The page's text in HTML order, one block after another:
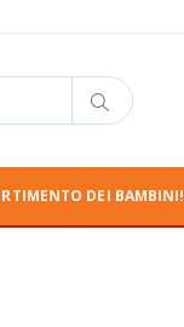
DEI BAMBINI!